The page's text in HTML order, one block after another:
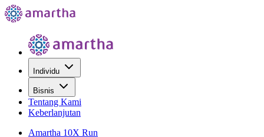
Individu
Bisnis
Tentang Kami
Keberlanjutan
Amartha 10X Run